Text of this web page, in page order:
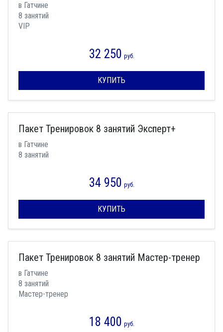
в Гатчине
8 занятий
VIP
32 250 руб.
КУПИТЬ
Пакет Тренировок 8 занятий Эксперт+
в Гатчине
8 занятий
34 950 руб.
КУПИТЬ
Пакет Тренировок 8 занятий Мастер-тренер
в Гатчине
8 занятий
Мастер-тренер
18 400 руб.